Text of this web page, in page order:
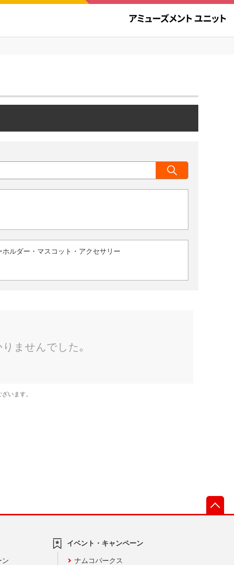
ホルダー・マスコット・アクセサリー
ン
イベント・キャンペーン
ナムコパークス